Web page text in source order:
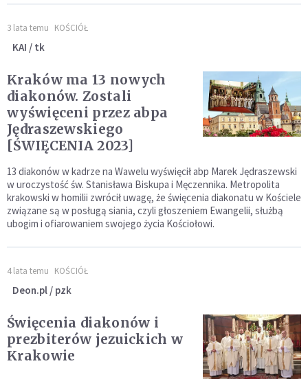
3 lata temu KOŚCIÓŁ
KAI / tk
Kraków ma 13 nowych
diakonów. Zostali
wyświęceni przez abpa
Jędraszewskiego
[ŚWIĘCENIA 2023]
13 diakonów w kadrze na Wawelu wyświęcił abp Marek Jędraszewski
w uroczystość św. Stanisława Biskupa i Męczennika. Metropolita
krakowski w homilii zwrócił uwagę, że święcenia diakonatu w Kościele
związane są w posługą siania, czyli głoszeniem Ewangelii, służbą
ubogim i ofiarowaniem swojego życia Kościołowi.
4 lata temu KOŚCIÓŁ
Deon.pl / pzk
Święcenia diakonów i
prezbiterów jezuickich w
Krakowie